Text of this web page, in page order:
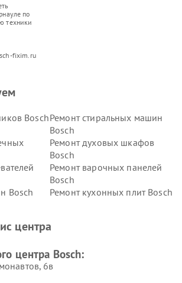
по
техники
fixim.ru
BoschРемонт стиральных машин
Bosch
Ремонт духовых шкафов
Bosch
Ремонт варочных панелей
Bosch
Bosch
Ремонт кухонных плит Bosch
автоматовРемонт морозильных камер
центра
центра Bosch:
6в